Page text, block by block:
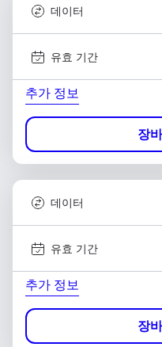
데이터
유효 기간
추가 정보
장
데이터
유효 기간
추가 정보
장